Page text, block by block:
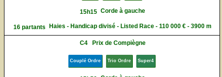
15h15 Corde à gauche
16 partants Haies - Handicap divisé - Listed Race - 110 000 € - 3900 m
C4 Prix de Compiègne
Couplé Ordre Trio Ordre Super4